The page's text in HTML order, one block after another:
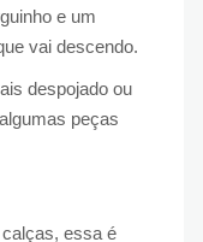
e um
vai descendo.
despojado ou
peças
essa é